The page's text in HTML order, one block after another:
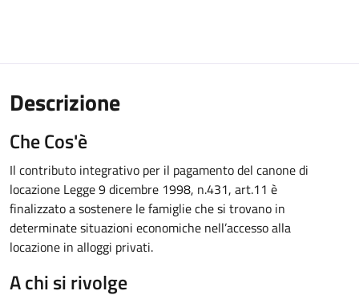
Descrizione
Che Cos'è
Il contributo integrativo per il pagamento del canone di
locazione Legge 9 dicembre 1998, n.431, art.11 è
finalizzato a sostenere le famiglie che si trovano in
determinate situazioni economiche nell’accesso alla
locazione in alloggi privati.
A chi si rivolge